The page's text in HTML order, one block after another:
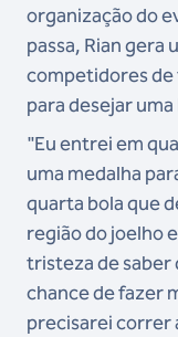
organização do
passa, Rian gera
competidores de
para desejar
"Eu entrei em
uma medalha
quarta bola que
região do joelho
tristeza de saber
chance de fazer
precisarei